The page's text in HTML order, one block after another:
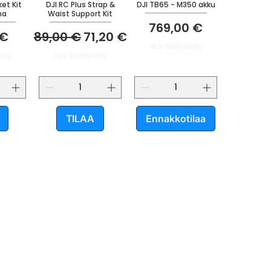
Kit
DJI RC Plus Strap &
Waist Support Kit
Normaali hinta
89,00 €Alehinta
71,20 €
TILAA
DJI TB65 - M350 akku
Hinta
769,00 €
Ennakkotilaa